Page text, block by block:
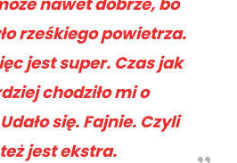
rześkiego powietrza.
jest super. Czas jak
chodziło mi o
się. Fajnie. Czyli
jest ekstra.